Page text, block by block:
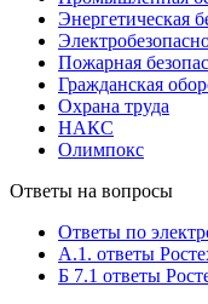
Энергетическая
Пожарная
Гражданская
Охрана труда
НАКС
Олимпокс
Ответы на вопросы
Ответы по
А.1. ответы
Б 7.1 ответы